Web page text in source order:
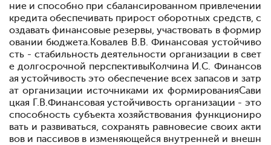
ние и способно при сбалансированном привлечении
кредита обеспечивать прирост оборотных средств, с
оздавать финансовые резервы, участвовать в формир
овании бюджета.Ковалев В.В. Финансовая устойчиво
сть - стабильность деятельности организации в свет
е долгосрочной перспективыКолчина И.С. Финансов
ая устойчивостьэто обеспечение всех запасов и затр
ат организации источниками их формированияСави
цкая Г.В.Финансовая устойчивость организации - это
способность субъекта хозяйствования функциониро
вать и развиваться, сохранять равновесие своих акти
вов и пассивов в изменяющейся внутренней и внешн